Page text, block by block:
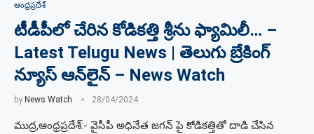
ఆంధ్రప్రదేశ్
టీడీపీలో చేరిన కోడికత్తి శ్రీను ఫ్యామిలీ… –
Latest Telugu News | తెలుగు బ్రేకింగ్
న్యూస్ ఆన్‌లైన్ – News Watch
by News Watch 28/04/2024
ముద్ర,ఆంధ్రప్రదేశ్:- వైసీపీ అధినేత జగన్ పై కోడికత్తితో దాడి చేసిన